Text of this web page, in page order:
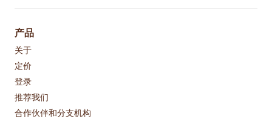
产品
关于
定价
登录
推荐我们
合作伙伴和分支机构